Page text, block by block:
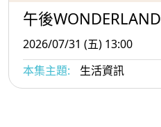
午後WONDERLAND
2026/07/31 (五) 13:00
本集主題:
生活資訊